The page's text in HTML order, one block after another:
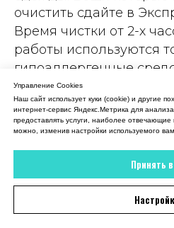
очистить сдайте в
Время чистки от 2-х
работы используются
гипоаллергенные
оборудование для
загрязнениями. Такой
очистить даже
загрязняет
Управление Cookies
Наш сайт использует куки (cookie) и другие
интернет-сервис Яндекс.Метрика для
предоставлять услуги, наиболее
можно, изменив настройки используемого
Принять